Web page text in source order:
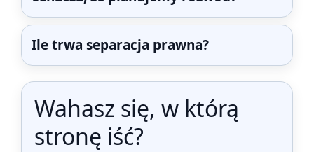
Ile trwa separacja prawna?
Wahasz się, w którą
stronę iść?